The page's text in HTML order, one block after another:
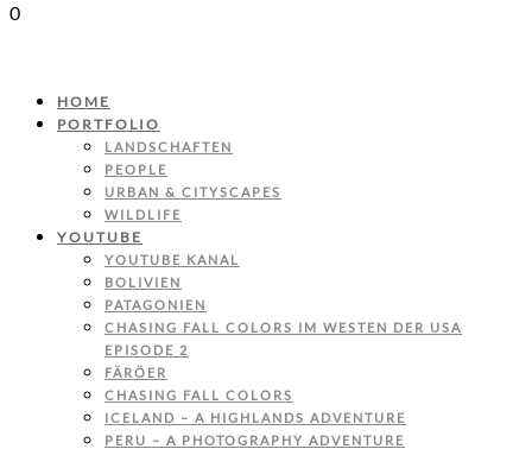
0
HOME
PORTFOLIO
LANDSCHAFTEN
PEOPLE
URBAN & CITYSCAPES
WILDLIFE
YOUTUBE
YOUTUBE KANAL
BOLIVIEN
PATAGONIEN
CHASING FALL COLORS IM WESTEN DER USA
EPISODE 2
FÄRÖER
CHASING FALL COLORS
ICELAND – A HIGHLANDS ADVENTURE
PERU – A PHOTOGRAPHY ADVENTURE